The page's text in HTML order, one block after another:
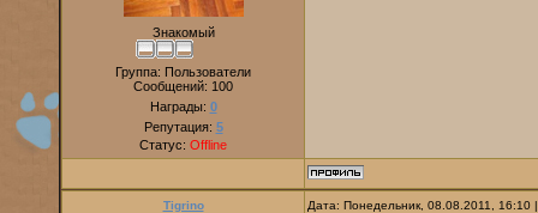
Знакомый
Группа: Пользователи
Сообщений: 100
Награды: 0
Репутация: 5
Статус: Offline
Tigrino Дата: Понедельник, 08.08.2011,